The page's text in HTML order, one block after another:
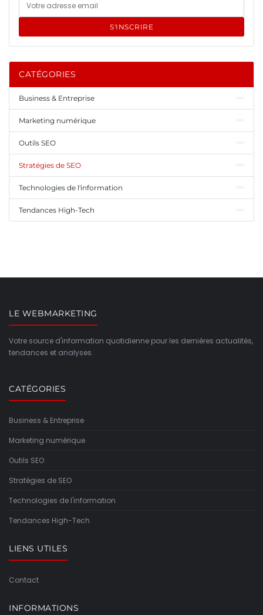
S'INSCRIRE
CATÉGORIES
Business & Entreprise
Marketing numérique
Outils SEO
Stratégies de SEO
Technologies de l'information
Tendances High-Tech
LE WEBMARKETING
Votre source d'information quotidienne pour les dernières actualités,
tendances et analyses.
CATÉGORIES
Business & Entreprise
Marketing numérique
Outils SEO
Stratégies de SEO
Technologies de l'information
Tendances High-Tech
LIENS UTILES
Contact
INFORMATIONS